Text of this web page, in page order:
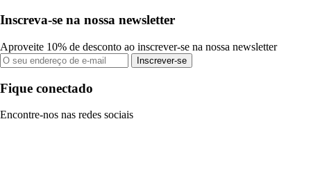
Inscreva-se na nossa newsletter
Aproveite 10% de desconto ao inscrever-se na nossa newsletter
Inscrever-se
Fique conectado
Encontre-nos nas redes sociais